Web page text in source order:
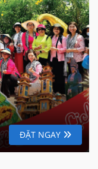
ĐẶT NGAY